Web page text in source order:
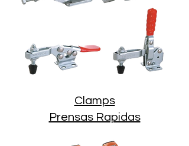
Clamps
Prensas Rapidas